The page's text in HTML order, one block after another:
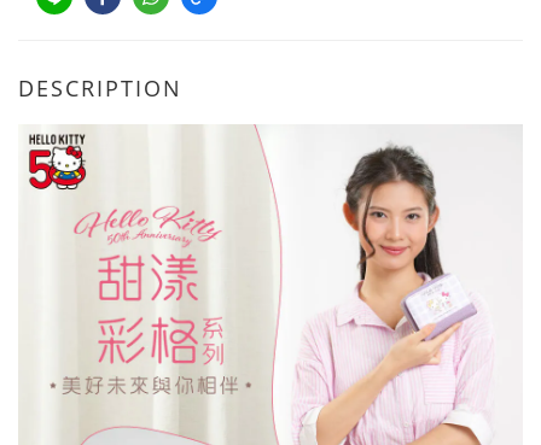
DESCRIPTION